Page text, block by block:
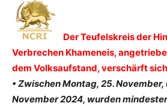
Der Teufelskreis der
Verbrechen Khameneis,
dem Volksaufstand, verschärft
• Zwischen Montag, 25.
November 2024, wurden